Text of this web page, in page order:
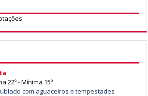
22º - Mínima 15º
com aguaceiros e tempestades